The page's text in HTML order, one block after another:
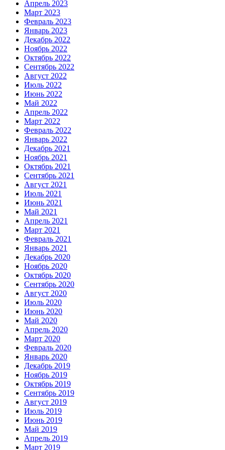
Апрель 2023
Март 2023
Февраль 2023
Январь 2023
Декабрь 2022
Ноябрь 2022
Октябрь 2022
Сентябрь 2022
Август 2022
Июль 2022
Июнь 2022
Май 2022
Апрель 2022
Март 2022
Февраль 2022
Январь 2022
Декабрь 2021
Ноябрь 2021
Октябрь 2021
Сентябрь 2021
Август 2021
Июль 2021
Июнь 2021
Май 2021
Апрель 2021
Март 2021
Февраль 2021
Январь 2021
Декабрь 2020
Ноябрь 2020
Октябрь 2020
Сентябрь 2020
Август 2020
Июль 2020
Июнь 2020
Май 2020
Апрель 2020
Март 2020
Февраль 2020
Январь 2020
Декабрь 2019
Ноябрь 2019
Октябрь 2019
Сентябрь 2019
Август 2019
Июль 2019
Июнь 2019
Май 2019
Апрель 2019
Март 2019